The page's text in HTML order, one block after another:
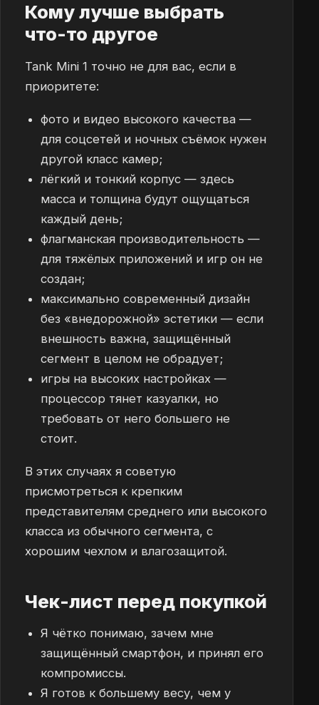
Кому лучше выбрать
что-то другое
Tank Mini 1 точно не для вас, если в
приоритете:
фото и видео высокого качества —
для соцсетей и ночных съёмок нужен
другой класс камер;
лёгкий и тонкий корпус — здесь
масса и толщина будут ощущаться
каждый день;
флагманская производительность —
для тяжёлых приложений и игр он не
создан;
максимально современный дизайн
без «внедорожной» эстетики — если
внешность важна, защищённый
сегмент в целом не обрадует;
игры на высоких настройках —
процессор тянет казуалки, но
требовать от него большего не
стоит.
В этих случаях я советую
присмотреться к крепким
представителям среднего или высокого
класса из обычного сегмента, с
хорошим чехлом и влагозащитой.
Чек-лист перед покупкой
Я чётко понимаю, зачем мне
защищённый смартфон, и принял его
компромиссы.
Я готов к большему весу, чем у